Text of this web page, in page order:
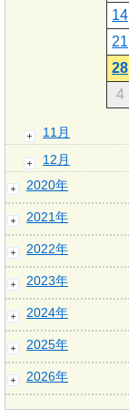
14
21
28
4
11月
12月
2020年
2021年
2022年
2023年
2024年
2025年
2026年